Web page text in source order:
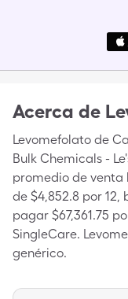
Acerca de
Levomefolato de
Bulk Chemicals -
promedio de venta
de $4,852.8 por
pagar $67,361.75
SingleCare.
genérico.